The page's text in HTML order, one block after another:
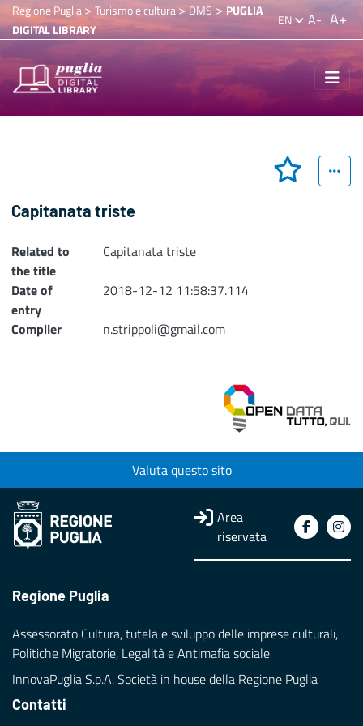
Regione Puglia> Turismo e cultura>DMS > PUGLIA
DIGITAL LIBRARY
EN A- A+
Capitanata triste
Related to
the title
Capitanata triste
Date of
entry
2018-12-12 11:58:37.114
Compiler
n.strippoli@gmail.com
Valuta questo sito
Area
riservata
Regione Puglia
Assessorato Cultura, tutela e sviluppo delle imprese culturali,
Politiche Migratorie, Legalità e Antimafia sociale
InnovaPuglia S.p.A. Società in house della Regione Puglia
Contatti